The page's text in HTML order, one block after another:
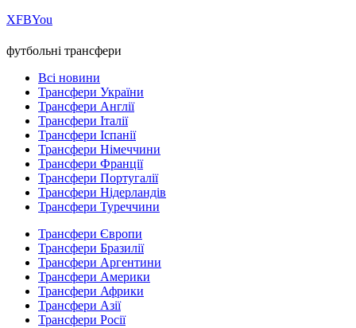
ХFBYou
футбольні трансфери
Всі новини
Трансфери України
Трансфери Англії
Трансфери Італії
Трансфери Іспанії
Трансфери Німеччини
Трансфери Франції
Трансфери Португалії
Трансфери Нідерландів
Трансфери Туреччини
Трансфери Європи
Трансфери Бразилії
Трансфери Аргентини
Трансфери Америки
Трансфери Африки
Трансфери Азії
Трансфери Росії